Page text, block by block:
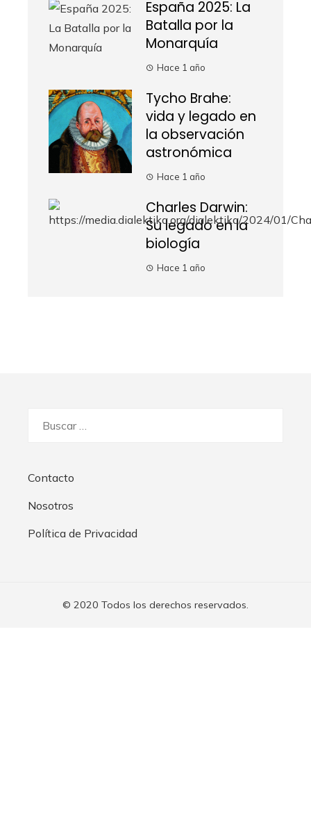
España 2025: La
Batalla por la
Monarquía
Hace 1 año
Tycho Brahe:
vida y legado en
la observación
astronómica
Hace 1 año
Charles Darwin:
Su legado en la
biología
Hace 1 año
Contacto
Nosotros
Política de Privacidad
© 2020 Todos los derechos reservados.